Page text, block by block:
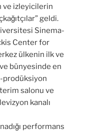
ve izleyicilerin
geldi.
Sinema-
Center for
ülkenin ilk ve
bünyesinde en
prodüksiyon
salonu ve
kanalı
performans